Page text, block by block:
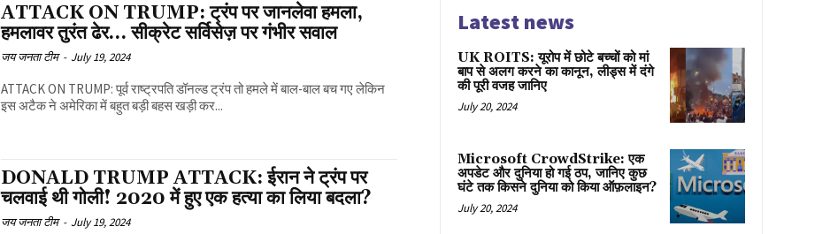
ATTACK ON TRUMP: ट्रंप पर जानलेवा हमला,
हमलावर तुरंत ढेर… सीक्रेट सर्विसेज़ पर गंभीर सवाल
जय जनता टीम - July 19, 2024
ATTACK ON TRUMP: पूर्व राष्ट्रपति डॉनल्ड ट्रंप तो हमले में बाल-बाल बच गए लेकिन
इस अटैक ने अमेरिका में बहुत बड़ी बहस खड़ी कर...
DONALD TRUMP ATTACK: ईरान ने ट्रंप पर
चलवाई थी गोली! 2020 में हुए एक हत्या का लिया बदला?
जय जनता टीम - July 19, 2024
Latest news
UK ROITS: यूरोप में छोटे बच्चों को मां
बाप से अलग करने का कानून, लीड्स में दंगे
की पूरी वजह जानिए
July 20, 2024
Microsoft CrowdStrike: एक
अपडेट और दुनिया हो गई ठप, जानिए कुछ
घंटे तक किसने दुनिया को किया ऑफ़लाइन?
July 20, 2024